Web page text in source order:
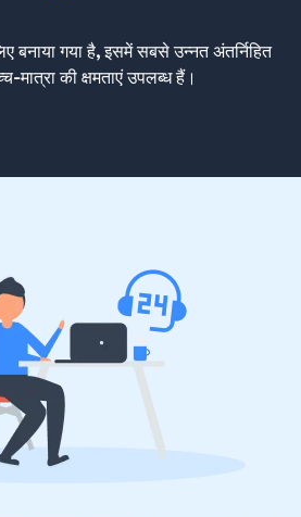
बनाया गया है, इसमें सबसे उन्नत अंतर्निहित
मात्रा की क्षमताएं उपलब्ध हैं।